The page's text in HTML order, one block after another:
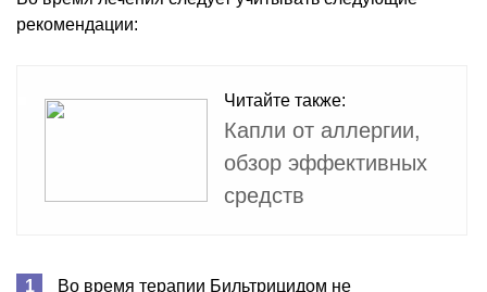
рекомендации:
Читайте также:
Капли от аллергии,
обзор эффективных
средств
Во время терапии Бильтрицидом не